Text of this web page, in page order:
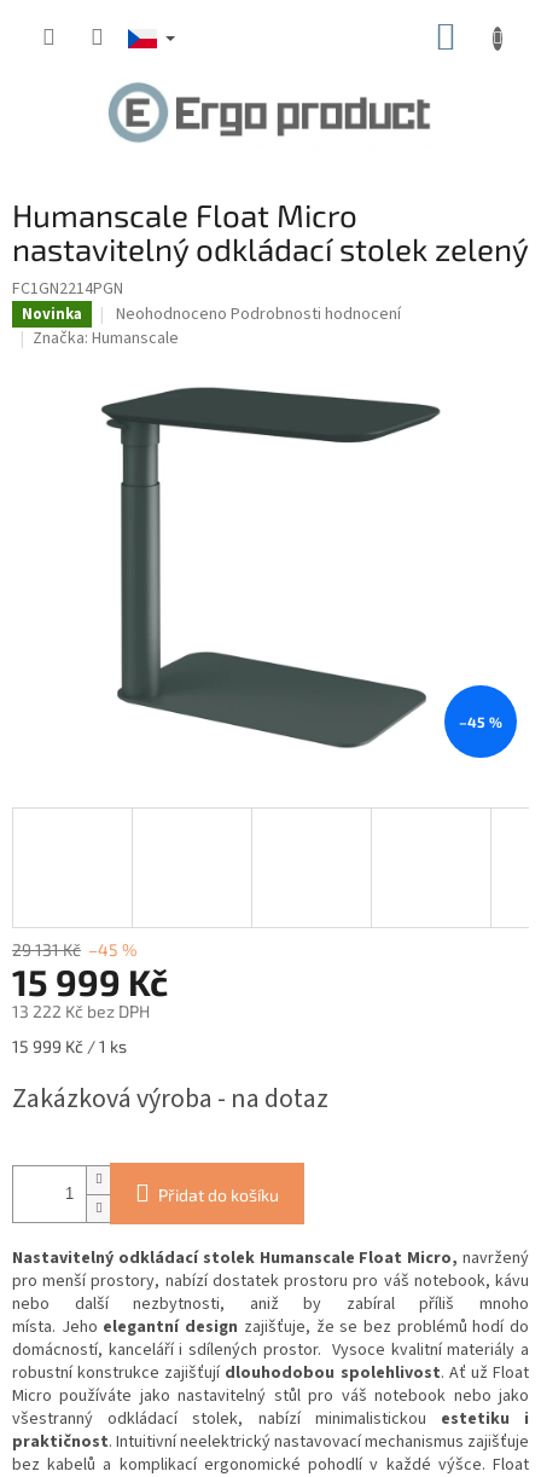
Humanscale Float Micro
nastavitelný odkládací stolek zelený
FC1GN2214PGN
Novinka
Průměrné
hodnocení
0,0
z
5
Neohodnoceno Podrobnosti hodnocení
Značka: Humanscale
–45 %
29 131 Kč –45 %
15 999 Kč
13 222 Kč bez DPH
Měrná
15 999 Kč / 1 ks
Zakázková výroba - na dotaz
Přidat do košíku
Nastavitelný odkládací stolek Humanscale Float Micro, navržený
pro menší prostory, nabízí dostatek prostoru pro váš notebook, kávu
nebo další nezbytnosti, aniž by zabíral příliš mnoho
místa. Jeho elegantní design zajišťuje, že se bez problémů hodí do
domácností, kanceláří i sdílených prostor. Vysoce kvalitní materiály a
robustní konstrukce zajišťují dlouhodobou spolehlivost. Ať už Float
Micro používáte jako nastavitelný stůl pro váš notebook nebo jako
všestranný odkládací stolek, nabízíminimalistickou
estetiku i
praktičnost. Intuitivníneelektrickýnastavovací mechanismus zajišťuje
bez kabelů a komplikací ergonomické pohodlí v každé výšce. Float